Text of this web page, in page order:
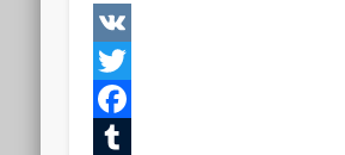
VK
Twitter
Facebook